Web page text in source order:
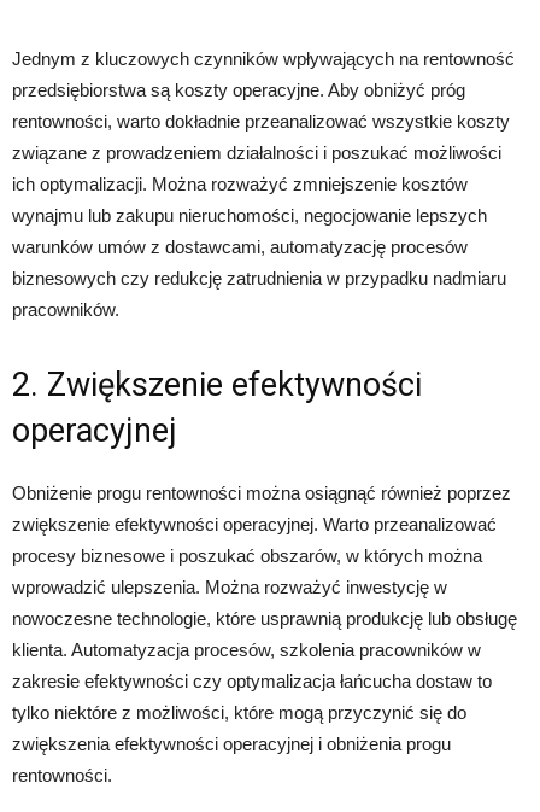
Jednym z kluczowych czynników wpływających na rentowność
przedsiębiorstwa są koszty operacyjne. Aby obniżyć próg
rentowności, warto dokładnie przeanalizować wszystkie koszty
związane z prowadzeniem działalności i poszukać możliwości
ich optymalizacji. Można rozważyć zmniejszenie kosztów
wynajmu lub zakupu nieruchomości, negocjowanie lepszych
warunków umów z dostawcami, automatyzację procesów
biznesowych czy redukcję zatrudnienia w przypadku nadmiaru
pracowników.
2. Zwiększenie efektywności
operacyjnej
Obniżenie progu rentowności można osiągnąć również poprzez
zwiększenie efektywności operacyjnej. Warto przeanalizować
procesy biznesowe i poszukać obszarów, w których można
wprowadzić ulepszenia. Można rozważyć inwestycję w
nowoczesne technologie, które usprawnią produkcję lub obsługę
klienta. Automatyzacja procesów, szkolenia pracowników w
zakresie efektywności czy optymalizacja łańcucha dostaw to
tylko niektóre z możliwości, które mogą przyczynić się do
zwiększenia efektywności operacyjnej i obniżenia progu
rentowności.